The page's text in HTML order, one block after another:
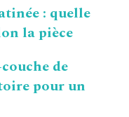
: quelle
la pièce
de
pour un